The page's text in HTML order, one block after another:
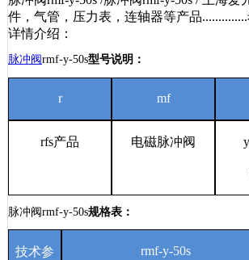
件，气管，压力表，连轴器等产品
详情介绍：
脉冲阀rmf-y-50s型号说明：
r mf
rfs产品 电磁脉冲阀 y
脉冲阀rmf-y-50s规格表：
技术参
rmf-y-50s